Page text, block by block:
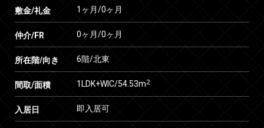
敷金/礼金 1ヶ月/0ヶ月
仲介/FR 0ヶ月/0ヶ月
所在階/向き 6階/北東
間取/面積 1LDK+WIC/54.53m2
入居日 即入居可